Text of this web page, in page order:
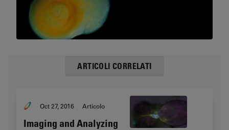
ARTICOLI CORRELATI
Oct 27, 2016 Articolo
Imaging and Analyzing